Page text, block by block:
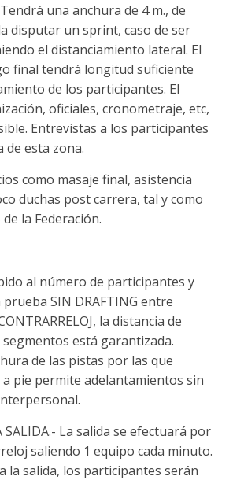
Tendrá una anchura de 4 m., de
disputar un sprint, caso de ser
el distanciamiento lateral. El
final tendrá longitud suficiente
de los participantes. El
oficiales, cronometraje, etc,
Entrevistas a los participantes
esta zona.
como masaje final, asistencia
duchas post carrera, tal y como
la Federación.
al número de participantes y
SIN DRAFTING entre
la distancia de
está garantizada.
de las pistas por las que
pie permite adelantamientos sin
SALIDA.- La salida se efectuará por
saliendo 1 equipo cada minuto.
la salida, los participantes serán